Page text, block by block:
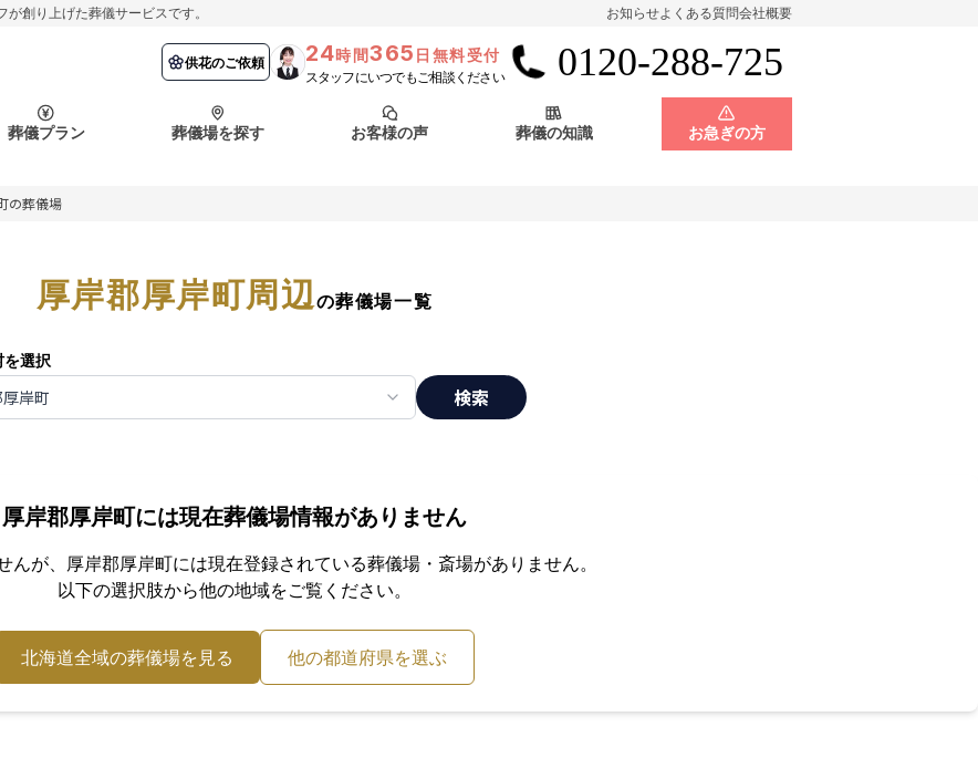
創り上げた葬儀サービスです。 お知らせよくある質問会社概要
供花のご依頼 24時間365 日無料受付
スタッフにいつでもご相談ください 0120-288-725
葬儀プラン 葬儀場を探す
函館市
お客様の声 葬儀の知識 お急ぎの方
納棺の儀とは？ 葬儀の流れ 会員制度
埼玉県 千葉県 神奈川県
お客様の声 よくある質問
供花のご依頼
の葬儀場
厚岸郡厚岸町周辺 の葬儀場一覧
選択
岸町 検索
厚岸郡厚岸町には現在葬儀場情報がありません
んが、 厚岸郡厚岸町には現在登録されている葬儀場・斎場がありません。
以下の選択肢から他の地域をご覧ください。
北海道全域の葬儀場を見る 他の都道府県を選ぶ